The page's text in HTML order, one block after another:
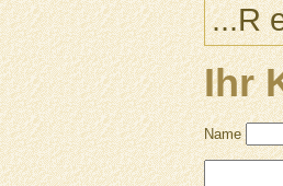
...R
Ihr
Name